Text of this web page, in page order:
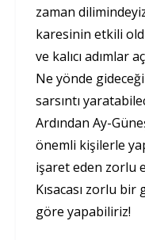
zaman
karesinin etkili
ve kalıcı adımlar
Ne yönde
sarsıntı
Ardından Ay-
önemli kişilerle
işaret eden zorlu
Kısacası zorlu bir
göre yapabiliriz!